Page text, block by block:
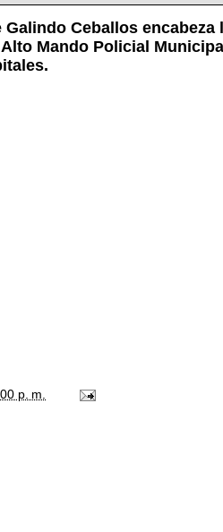
Ceballos encabeza
Mando Policial
p. m.